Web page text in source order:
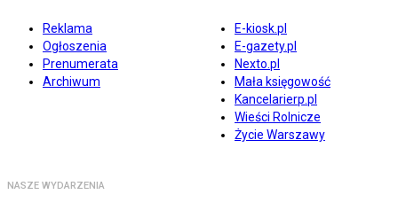
Reklama
Ogłoszenia
Prenumerata
Archiwum
E-kiosk.pl
E-gazety.pl
Nexto.pl
Mała księgowość
Kancelarierp.pl
Wieści Rolnicze
Życie Warszawy
NASZE WYDARZENIA